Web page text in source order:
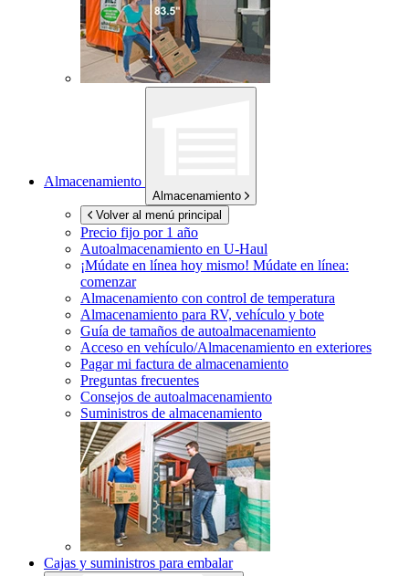
Almacenamiento
Almacenamiento
Volver al menú principal
Precio fijo por 1 año
Autoalmacenamiento en U-Haul
¡Múdate en línea hoy mismo! Múdate en línea:
comenzar
Almacenamiento con control de temperatura
Almacenamiento para RV, vehículo y bote
Guía de tamaños de autoalmacenamiento
Acceso en vehículo/Almacenamiento en exteriores
Pagar mi factura de almacenamiento
Preguntas frecuentes
Consejos de autoalmacenamiento
Suministros de almacenamiento
Cajas y suministros para embalar